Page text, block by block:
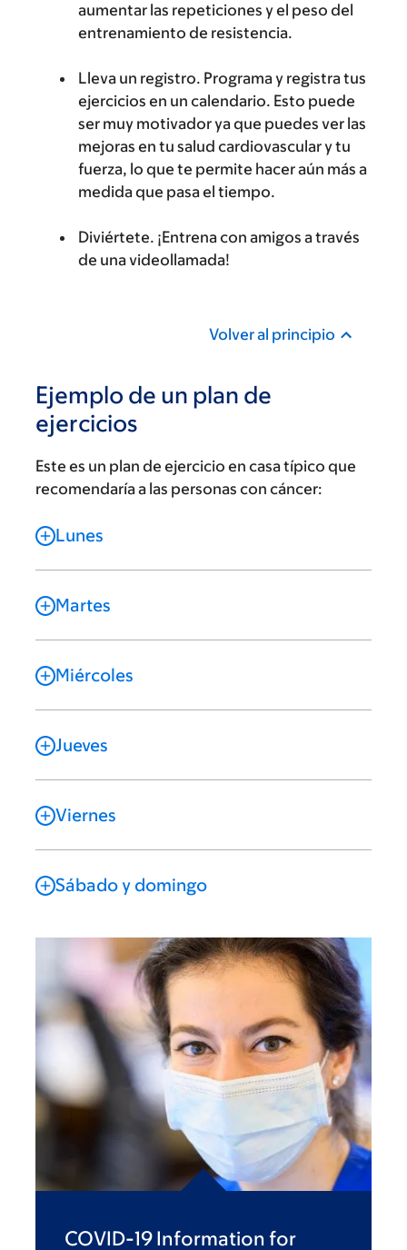
aumentar las repeticiones y el peso del
entrenamiento de resistencia.
Lleva un registro. Programa y registra tus
ejercicios en un calendario. Esto puede
ser muy motivador ya que puedes ver las
mejoras en tu salud cardiovascular y tu
fuerza, lo que te permite hacer aún más a
medida que pasa el tiempo.
Diviértete. ¡Entrena con amigos a través
de una videollamada!
Volver al principio
Ejemplo de un plan de
ejercicios
Este es un plan de ejercicio en casa típico que
recomendaría a las personas con cáncer:
Lunes
Martes
Miércoles
Jueves
Viernes
Sábado y domingo
COVID-19 Information for